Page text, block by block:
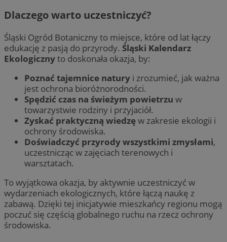
Dlaczego warto uczestniczyć?
Śląski Ogród Botaniczny to miejsce, które od lat łączy
edukację z pasją do przyrody. Śląski Kalendarz
Ekologicznyto doskonała okazja, by:
Poznać tajemnice natury i zrozumieć, jak ważna
jest ochrona bioróżnorodności.
Spędzić czas na świeżym powietrzu w
towarzystwie rodziny i przyjaciół.
Zyskać praktyczną wiedzęw zakresie ekologii i
ochrony środowiska.
Doświadczyć przyrody wszystkimi zmysłami,
uczestnicząc w zajęciach terenowych i
warsztatach.
To wyjątkowa okazja, by aktywnie uczestniczyć w
wydarzeniach ekologicznych, które łączą naukę z
zabawą. Dzięki tej inicjatywie mieszkańcy regionu mogą
poczuć się częścią globalnego ruchu na rzecz ochrony
środowiska.